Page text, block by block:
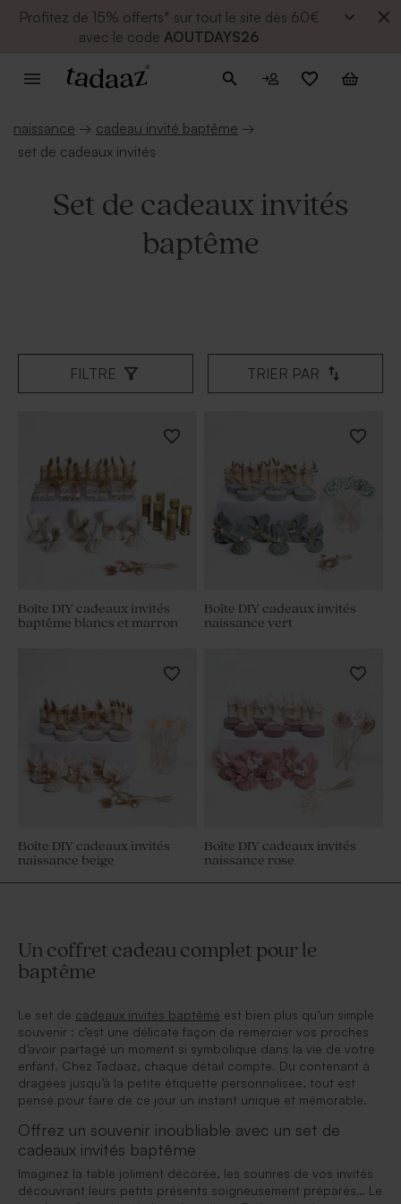
Profitez de 15% offerts* sur tout le site dès 60€
avec le code AOUTDAYS26
naissance → cadeau invité baptême →
set de cadeaux invités
Set de cadeaux invités
baptême
FILTRE TRIER PAR
Boîte DIY cadeaux invités
baptême blancs et marron
Boîte DIY cadeaux invités
naissance vert
Boîte DIY cadeaux invités
naissance beige
Boîte DIY cadeaux invités
naissance rose
Un coffret cadeau complet pour le
baptême
Le set de cadeaux invités baptême est bien plus qu’un simple
souvenir : c’est une délicate façon de remercier vos proches
d’avoir partagé un moment si symbolique dans la vie de votre
enfant. Chez Tadaaz, chaque détail compte. Du contenant à
dragées jusqu’à la petite étiquette personnalisée, tout est
pensé pour faire de ce jour un instant unique et mémorable.
Offrez un souvenir inoubliable avec un set de
cadeaux invités baptême
Imaginez la table joliment décorée, les sourires de vos invités
découvrant leurs petits présents soigneusement préparés… Le